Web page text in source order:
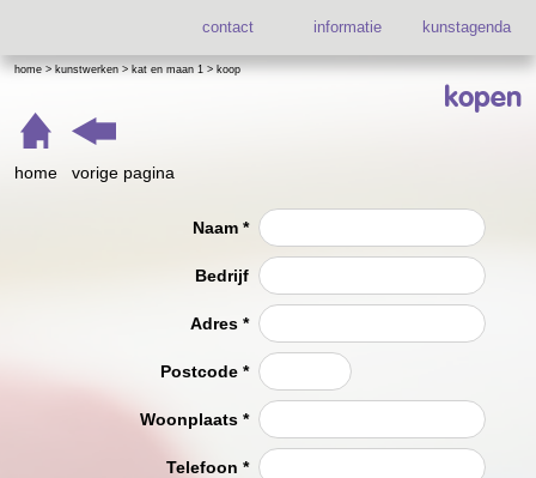
contact informatie kunstagenda
home>kunstwerken > kat en maan 1 > koop
kopen
home vorige pagina
Naam *
Bedrijf
Adres *
Postcode *
Woonplaats *
Telefoon *